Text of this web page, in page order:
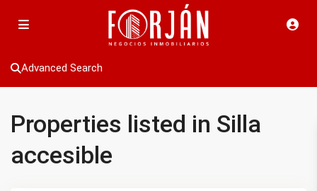
Advanced Search
Properties listed in Silla
accesible